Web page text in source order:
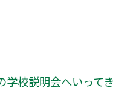
校説明会へいってき